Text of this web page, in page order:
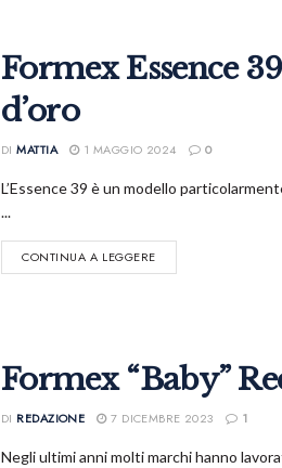
Formex Essence
d’oro
DI MATTIA 1 MAGGIO 2024 0
L’Essence 39 è un modello
...
CONTINUA A LEGGERE
Formex “Baby”
DI REDAZIONE 7 DICEMBRE 2023 1
Negli ultimi anni molti marchi hanno